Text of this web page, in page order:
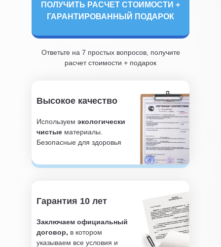
Ответьте на 7 простых вопросов, получите
расчет стоимости + подарок
ПОЛУЧИТЬ РАСЧЕТ СТОИМОСТИ +
ГАРАНТИРОВАННЫЙ ПОДАРОК
Высокое качество
Используем экологически
чистые материалы.
Безопасные для здоровья
Гарантия 10 лет
Заключаем официальный
договор, в котором
указываем все условия и